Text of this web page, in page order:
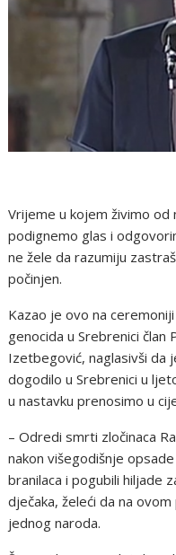
Vrijeme u kojem živimo
podignemo glas i
ne žele da razumiju
počinjen.
Kazao je ovo na
genocida u Srebrenici
Izetbegović, naglasivši da
dogodilo u Srebrenici u
u nastavku prenosimo u
– Odredi smrti zločinaca
nakon višegodišnje
branilaca i pogubili hiljade
dječaka, želeći da na
jednog naroda.